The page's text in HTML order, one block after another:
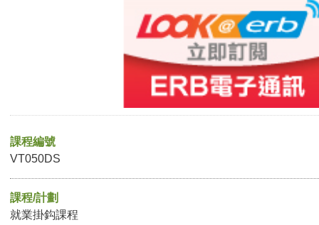
課程編號
VT050DS
課程/計劃
就業掛鈎課程